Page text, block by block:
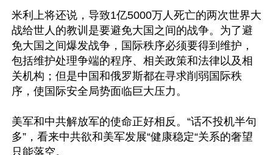
米利上将还说，导致1亿5000万人死亡的两次世界大
战给世人的教训是要避免大国之间的战争。为了避
免大国之间爆发战争，国际秩序必须要得到维护，
包括维护处理争端的程序、相关政策和法律以及相
关机构；但是中国和俄罗斯都在寻求削弱国际秩
序，使国际安全局势面临巨大压力。
美军和中共解放军的使命正好相反。“话不投机半句
多”，看来中共欲和美军发展“健康稳定“关系的奢望